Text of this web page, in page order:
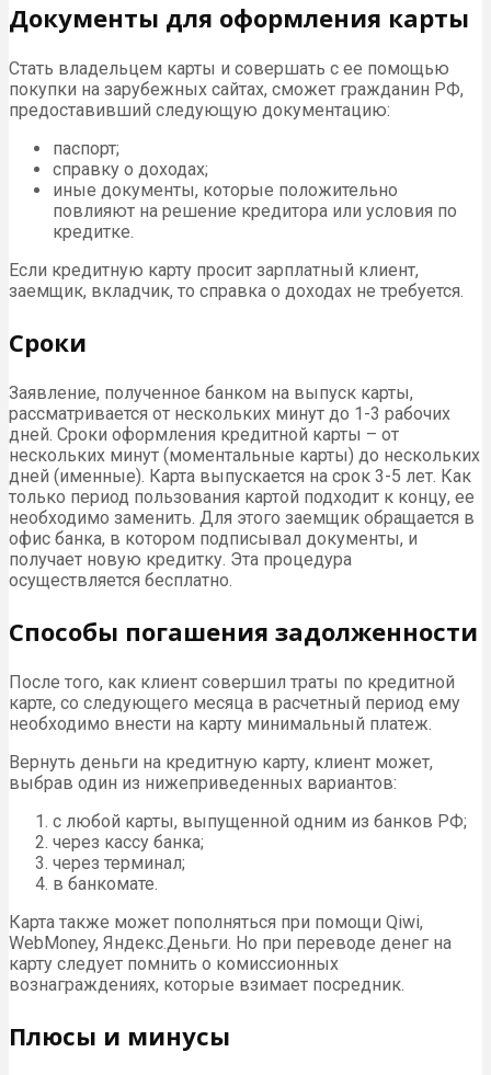
Документы для оформления карты
Стать владельцем карты и совершать с ее помощью
покупки на зарубежных сайтах, сможет гражданин РФ,
предоставивший следующую документацию:
паспорт;
справку о доходах;
иные документы, которые положительно
повлияют на решение кредитора или условия по
кредитке.
Если кредитную карту просит зарплатный клиент,
заемщик, вкладчик, то справка о доходах не требуется.
Сроки
Заявление, полученное банком на выпуск карты,
рассматривается от нескольких минут до 1-3 рабочих
дней. Сроки оформления кредитной карты – от
нескольких минут (моментальные карты) до нескольких
дней (именные). Карта выпускается на срок 3-5 лет. Как
только период пользования картой подходит к концу, ее
необходимо заменить. Для этого заемщик обращается в
офис банка, в котором подписывал документы, и
получает новую кредитку. Эта процедура
осуществляется бесплатно.
Способы погашения задолженности
После того, как клиент совершил траты по кредитной
карте, со следующего месяца в расчетный период ему
необходимо внести на карту минимальный платеж.
Вернуть деньги на кредитную карту, клиент может,
выбрав один из нижеприведенных вариантов:
с любой карты, выпущенной одним из банков РФ;
через кассу банка;
через терминал;
в банкомате.
Карта также может пополняться при помощи Qiwi,
WebMoney, Яндекс.Деньги. Но при переводе денег на
карту следует помнить о комиссионных
вознаграждениях, которые взимает посредник.
Плюсы и минусы